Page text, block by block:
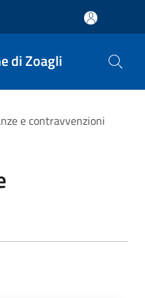
di Zoagli
e contravvenzioni